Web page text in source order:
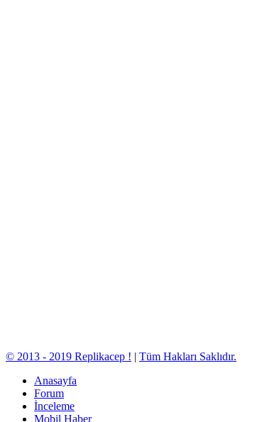
© 2013 - 2019 Replikacep ! | Tüm Hakları Saklıdır.
Anasayfa
Forum
İnceleme
Mobil Haber